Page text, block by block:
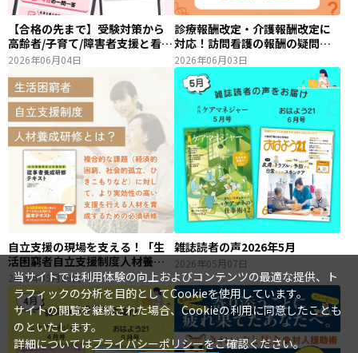
【合格の先まで】受験対策から
高齢者/子育て/障害者支援と看護
との多職種連携まで…「けあサ
2026年06月04日
診療報酬改定・介護報酬改定に
対応！訪問看護の報酬の疑問を
すぐに解決できるおすすめの3
冊！
2026年06月03日
自立支援の現場を支える！「生
活困窮者自立支援制度人材養成
研修」とは？
2026年05月29日
雑誌読者の声2026年5月
2026年05月07日
当サイトでは利用体験の向上およびコンテンツの最適な提供、ト
ラフィックの分析を目的としてCookieを使用しています。
サイトの閲覧を継続された場合、Cookieの利用に同意したことも
のといたします。
詳細についてはプライバシーポリシーをご確認ください。